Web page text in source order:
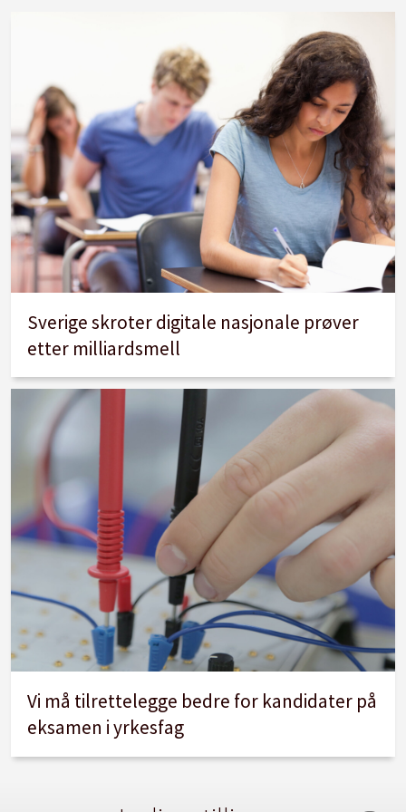
Skal knyttes opp til åpningstid på ni
Styrke pedagognormen. Maks seks barn
under tre år og tolv barn over tre år.
Motarbeide testing og kartlegging av
barn.
Krav om tilstedeværende styrere.
Mindre klasser og reduksjon i
undervisningstid for kontaktlærere.
Fjerne unødvendig dokumentasjon og
rapportering for lærerne.
Avvikle obligatoriske, standardiserte
tester. Heller utvalgsprøver og
klasseromforskning.
Begrense kommersielle, digitale aktører i
skolen.
Reversere seksårsreformen, førsteklasse
skal være en førskoleklasse.
Skolen skal være leksefri, og skoler og
Digitale læremidler må gjøres tilgjengelig
på begge målformer.
Sverige skroter digitale nasjonale prøver
etter milliardsmell
Vi må tilrettelegge bedre for kandidater på
eksamen i yrkesfag